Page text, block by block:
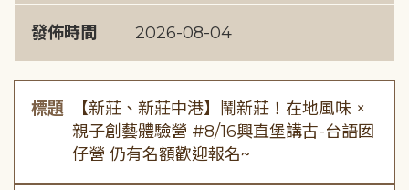
發佈時間 2026-08-04
標題
【新莊、新莊中港】鬧新莊！在地風味 ×
親子創藝體驗營 #8/16興直堡講古-台語囡
仔營 仍有名額歡迎報名~